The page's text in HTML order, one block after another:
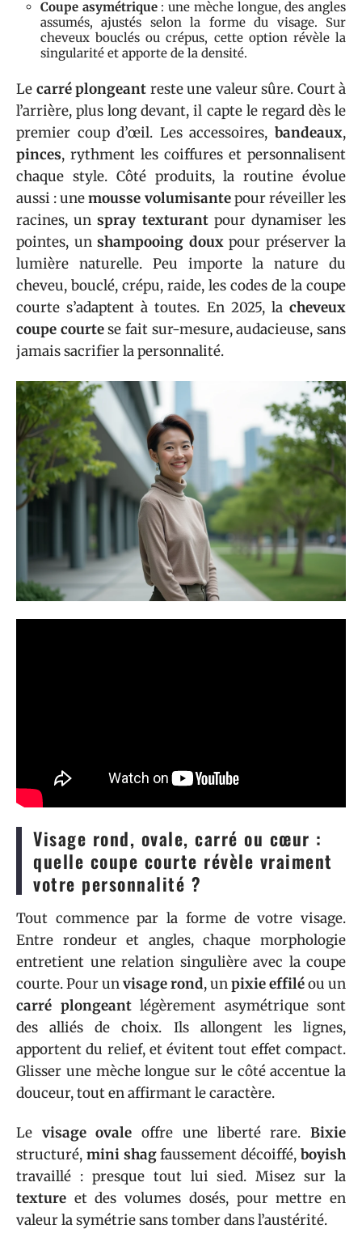
Coupe asymétrique: une mèche longue, des angles
assumés, ajustés selon la forme du visage. Sur
cheveux bouclés ou crépus, cette option révèle la
singularité et apporte de la densité.
Le carré plongeant reste une valeur sûre. Court à
l’arrière, plus long devant, il capte le regard dès le
premier coup d’œil. Les accessoires, bandeaux,
pinces, rythment les coiffures et personnalisent
chaque style. Côté produits, la routine évolue
aussi : unemousse volumisantepour réveiller les
racines, unspray texturantpour dynamiser les
pointes, un shampooing douxpour préserver la
lumière naturelle. Peu importe la nature du
cheveu, bouclé, crépu, raide, les codes de la coupe
courte s’adaptent à toutes. En 2025, la cheveux
coupe courtese fait sur-mesure, audacieuse, sans
jamais sacrifier la personnalité.
Visage rond, ovale, carré ou cœur :
quelle coupe courte révèle vraiment
votre personnalité ?
Tout commence par la forme de votre visage.
Entre rondeur et angles, chaque morphologie
entretient une relation singulière avec la coupe
courte. Pour unvisage rond, unpixie effiléou un
carré plongeantlégèrement asymétrique sont
des alliés de choix. Ils allongent les lignes,
apportent du relief, et évitent tout effet compact.
Glisser une mèche longue sur le côté accentue la
douceur, tout en affirmant le caractère.
Le visage ovale offre une liberté rare.Bixie
structuré, mini shagfaussement décoiffé,boyish
travaillé : presque tout lui sied. Misez sur la
texture et des volumes dosés, pour mettre en
valeur la symétrie sans tomber dans l’austérité.